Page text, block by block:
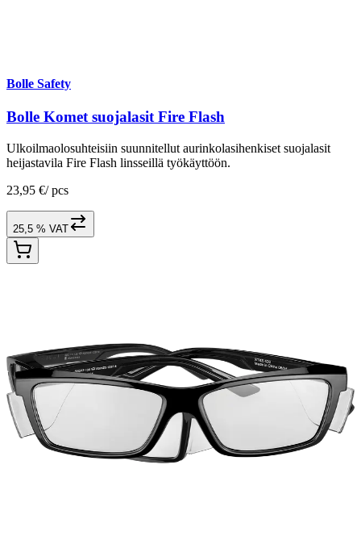
Bolle Safety
Bolle Komet suojalasit Fire Flash
Ulkoilmaolosuhteisiin suunnitellut aurinkolasihenkiset suojalasit
heijastavila Fire Flash linsseillä työkäyttöön.
23,95 €/ pcs
25,5 % VAT